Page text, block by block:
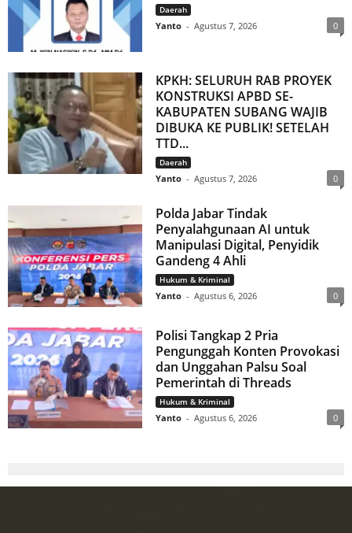
Daerah
Yanto - Agustus 7, 2026 0
KPKH: SELURUH RAB PROYEK
KONSTRUKSI APBD SE-
KABUPATEN SUBANG WAJIB
DIBUKA KE PUBLIK! SETELAH
TTD...
Daerah
Yanto - Agustus 7, 2026 0
Polda Jabar Tindak
Penyalahgunaan AI untuk
Manipulasi Digital, Penyidik
Gandeng 4 Ahli
Hukum & Kriminal
Yanto - Agustus 6, 2026 0
Polisi Tangkap 2 Pria
Pengunggah Konten Provokasi
dan Unggahan Palsu Soal
Pemerintah di Threads
Hukum & Kriminal
Yanto - Agustus 6, 2026 0